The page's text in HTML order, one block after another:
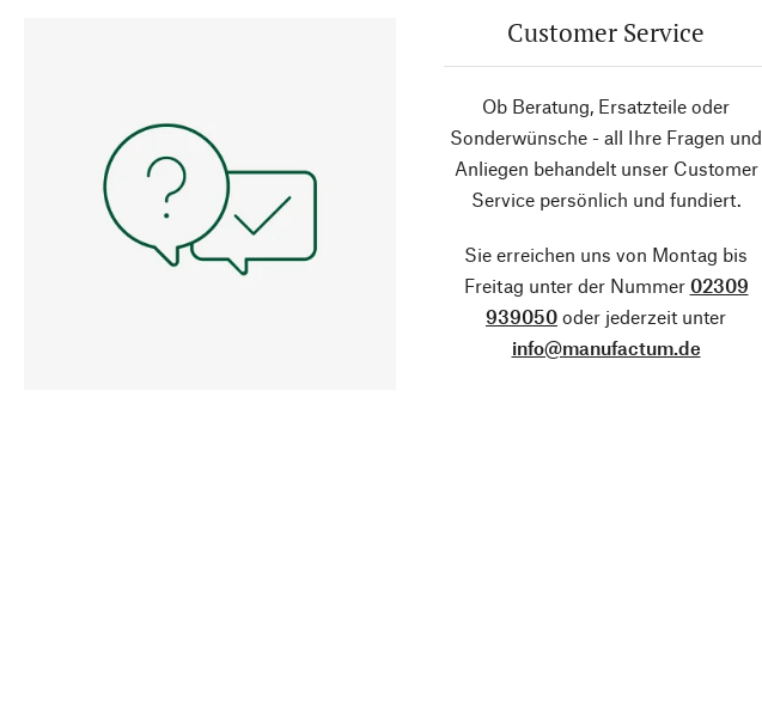
Customer Service
Ob Beratung, Ersatzteile oder
Sonderwünsche - all Ihre Fragen und
Anliegen behandelt unser Customer
Service persönlich und fundiert.
Sie erreichen uns von Montag bis
Freitag unter der Nummer 02309
939050 oder jederzeit unter
info@manufactum.de